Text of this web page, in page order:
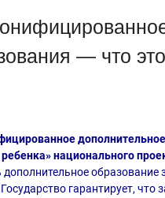
— что
национального
дополнительное образование
гарантирует,